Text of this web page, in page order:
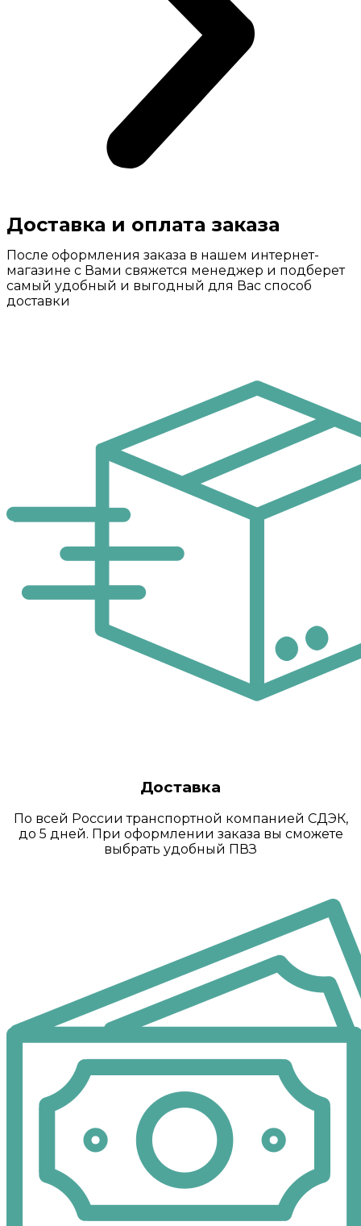
Доставка и оплата заказа
После оформления заказа в нашем интернет-
магазине с Вами свяжется менеджер и подберет
самый удобный и выгодный для Вас способ
доставки
Доставка
По всей России транспортной компанией СДЭК,
до 5 дней. При оформлении заказа вы сможете
выбрать удобный ПВЗ